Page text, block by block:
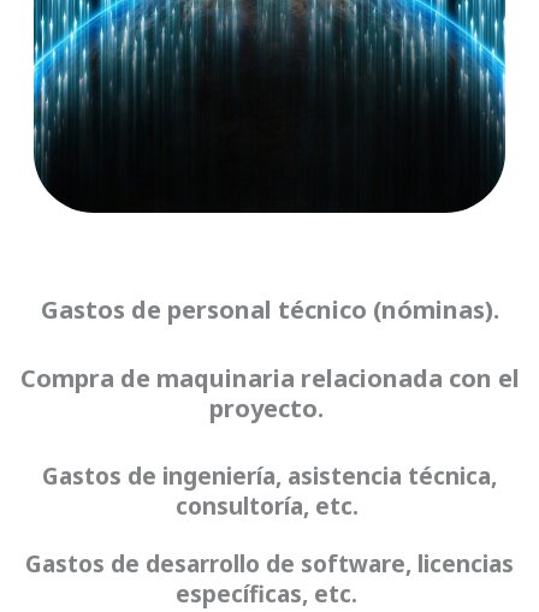
Gastos de personal técnico (nóminas).
Compra de maquinaria relacionada con el
proyecto.
Gastos de ingeniería, asistencia técnica,
consultoría, etc.
Gastos de desarrollo de software, licencias
específicas, etc.